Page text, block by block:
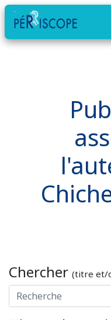
Chercher (titre et/